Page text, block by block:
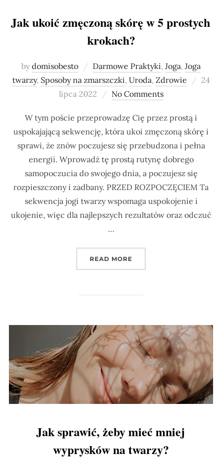
Jak ukoić zmęczoną skórę w 5 prostych
krokach?
bydomisobesto Darmowe Praktyki, Joga, Joga
twarzy, Sposoby na zmarszczki, Uroda, Zdrowie
24
lipca 2022
No Comments
W tym poście przeprowadzę Cię przez prostą i
uspokajającą sekwencję, która ukoi zmęczoną skórę i
sprawi, że znów poczujesz się przebudzona i pełna
energii. Wprowadź tę prostą rutynę dobrego
samopoczucia do swojego dnia, a poczujesz się
rozpieszczony i zadbany. PRZED ROZPOCZĘCIEM Ta
sekwencja jogi twarzy wspomaga uspokojenie i
ukojenie, więc dla najlepszych rezultatów oraz odczuć
…
READ MORE
Jak sprawić, żeby mieć mniej
wyprysków na twarzy?